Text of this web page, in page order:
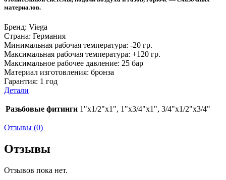
материалов.
Бренд: Viega
Страна: Германия
Минимальная рабочая температура: -20 гр.
Максимальная рабочая температура: +120 гр.
Максимальное рабочее давление: 25 бар
Материал изготовления: бронза
Гарантия: 1 год
Детали
Разьбовые фитинги 1"х1/2"х1", 1"х3/4"х1", 3/4"х1/2"х3/4"
Отзывы (0)
Отзывы
Отзывов пока нет.